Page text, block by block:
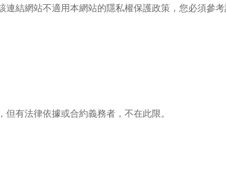
結網站不適用本網站的隱私權保護政策，您必須參
有法律依據或合約義務者，不在此限。